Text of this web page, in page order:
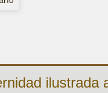
ilustrada